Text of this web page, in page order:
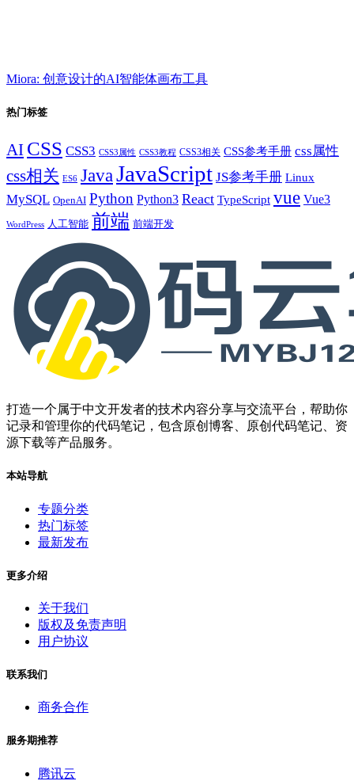
Miora: 创意设计的AI智能体画布工具
热门标签
AI CSS CSS3 CSS3属性 CSS3教程 CSS3相关 CSS参考手册 css属性
css相关 ES6 JavaJavaScript JS参考手册 Linux
MySQL OpenAI Python Python3 React TypeScript vue Vue3
WordPress 人工智能 前端 前端开发
打造一个属于中文开发者的技术内容分享与交流平台，帮助你
记录和管理你的代码笔记，包含原创博客、原创代码笔记、资
源下载等产品服务。
本站导航
专题分类
热门标签
最新发布
更多介绍
关于我们
版权及免责声明
用户协议
联系我们
商务合作
服务期推荐
腾讯云